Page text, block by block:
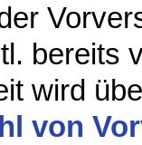
bereits
wird
von